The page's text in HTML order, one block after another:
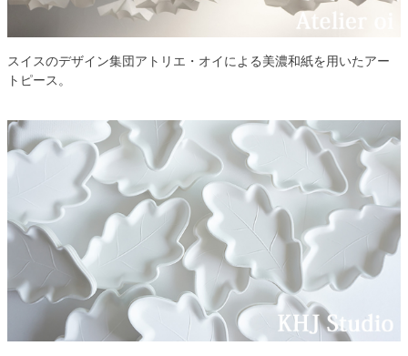
スイスのデザイン集団アトリエ・オイによる美濃和紙を用いたアー
トピース。